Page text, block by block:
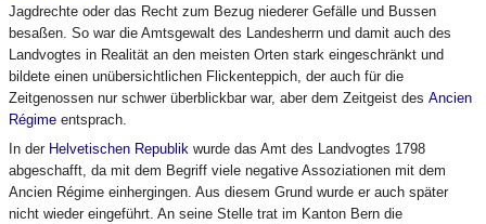
Jagdrechte oder das Recht zum Bezug niederer Gefälle und Bussen
besaßen. So war die Amtsgewalt des Landesherrn und damit auch des
Landvogtes in Realität an den meisten Orten stark eingeschränkt und
bildete einen unübersichtlichen Flickenteppich, der auch für die
Zeitgenossen nur schwer überblickbar war, aber dem Zeitgeist des Ancien
Régime entsprach.
In der Helvetischen Republik wurde das Amt des Landvogtes 1798
abgeschafft, da mit dem Begriff viele negative Assoziationen mit dem
Ancien Régime einhergingen. Aus diesem Grund wurde er auch später
nicht wieder eingeführt. An seine Stelle trat im Kanton Bern die